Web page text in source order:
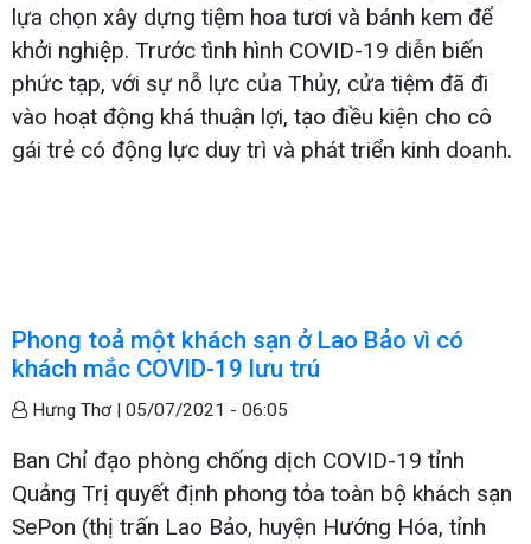
lựa chọn xây dựng tiệm hoa tươi và bánh kem để
khởi nghiệp. Trước tình hình COVID-19 diễn biến
phức tạp, với sự nỗ lực của Thủy, cửa tiệm đã đi
vào hoạt động khá thuận lợi, tạo điều kiện cho cô
gái trẻ có động lực duy trì và phát triển kinh doanh.
Phong toả một khách sạn ở Lao Bảo vì có
khách mắc COVID-19 lưu trú
Hưng Thơ | 05/07/2021 - 06:05
Ban Chỉ đạo phòng chống dịch COVID-19 tỉnh
Quảng Trị quyết định phong tỏa toàn bộ khách sạn
SePon (thị trấn Lao Bảo, huyện Hướng Hóa, tỉnh